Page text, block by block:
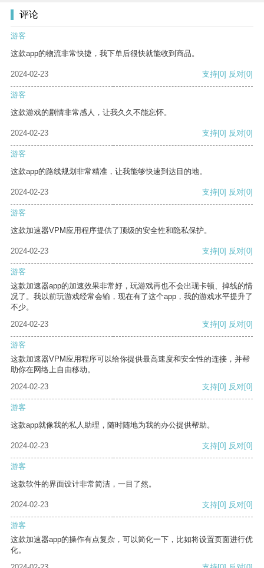
评论
游客
这款app的物流非常快捷，我下单后很快就能收到商品。
2024-02-23 支持[0] 反对[0]
游客
这款游戏的剧情非常感人，让我久久不能忘怀。
2024-02-23 支持[0] 反对[0]
游客
这款app的路线规划非常精准，让我能够快速到达目的地。
2024-02-23 支持[0] 反对[0]
游客
这款加速器VPM应用程序提供了顶级的安全性和隐私保护。
2024-02-23 支持[0] 反对[0]
游客
这款加速器app的加速效果非常好，玩游戏再也不会出现卡顿、掉线的情
况了。我以前玩游戏经常会输，现在有了这个app，我的游戏水平提升了
不少。
2024-02-23
支持[0] 反对[0]
游客
这款加速器VPM应用程序可以给你提供最高速度和安全性的连接，并帮
助你在网络上自由移动。
2024-02-23
支持[0] 反对[0]
游客
这款app就像我的私人助理，随时随地为我的办公提供帮助。
2024-02-23 支持[0] 反对[0]
游客
这款软件的界面设计非常简洁，一目了然。
2024-02-23 支持[0] 反对[0]
游客
这款加速器app的操作有点复杂，可以简化一下，比如将设置页面进行优
化。